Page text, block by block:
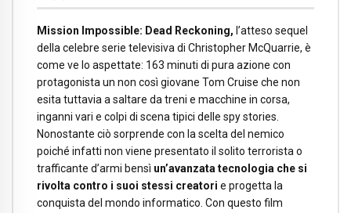
Mission Impossible: Dead Reckoning, l’atteso sequel
della celebre serie televisiva di Christopher McQuarrie, è
come ve lo aspettate: 163 minuti di pura azione con
protagonista un non così giovane Tom Cruise che non
esita tuttavia a saltare da treni e macchine in corsa,
inganni vari e colpi di scena tipici delle spy stories.
Nonostante ciò sorprende con la scelta del nemico
poiché infatti non viene presentato il solito terrorista o
trafficante d’armi bensì un’avanzata tecnologia che si
rivolta contro i suoi stessi creatori e progetta la
conquista del mondo informatico. Con questo film